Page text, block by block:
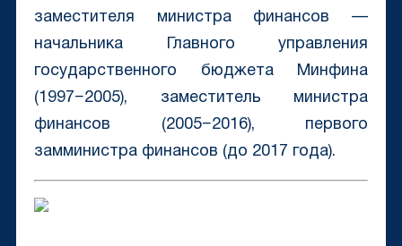
заместителя министра финансов —
начальника Главного управления
государственного бюджета Минфина
(1997−2005), заместитель министра
финансов (2005−2016), первого
замминистра финансов (до 2017 года).